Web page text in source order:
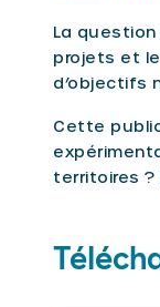
La
projets et
d’objectifs
Cette
territoires